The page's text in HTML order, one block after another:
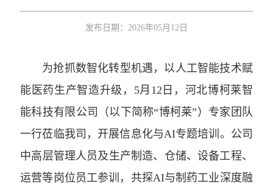
发布日期： 2026年05月12日
为抢抓数智化转型机遇，以人工智能技术赋
能医药生产智造升级，5月12日，河北博柯莱智
能科技有限公司（以下简称“博柯莱”）专家团队
一行莅临我司，开展信息化与AI专题培训。公司
中高层管理人员及生产制造、仓储、设备工程、
运营等岗位员工参训，共探AI与制药工业深度融